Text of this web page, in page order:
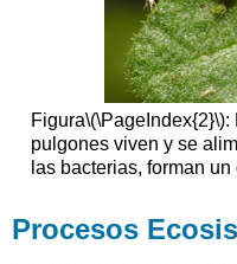
Figura\(\PageIndex{2}\):
pulgones viven y se
las bacterias, forman
Procesos